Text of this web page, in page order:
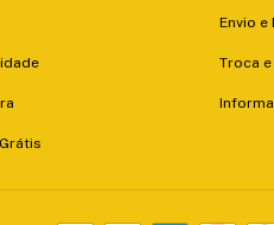
Envio e
Troca